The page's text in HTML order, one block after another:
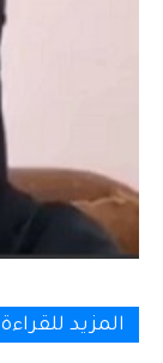
المزيد للقراءة